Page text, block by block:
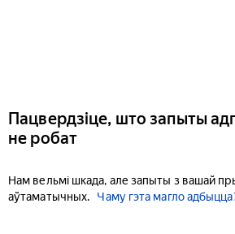
Пацвердзіце, што запыты
не робат
Нам вельмі шкада, але запыты з вашай
аўтаматычных.
Чаму гэта магло